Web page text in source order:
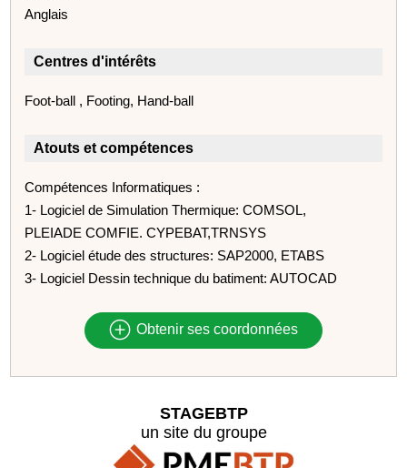
Anglais
Centres d'intérêts
Foot-ball , Footing, Hand-ball
Atouts et compétences
Compétences Informatiques :
1- Logiciel de Simulation Thermique: COMSOL,
PLEIADE COMFIE. CYPEBAT,TRNSYS
2- Logiciel étude des structures: SAP2000, ETABS
3- Logiciel Dessin technique du batiment: AUTOCAD
Obtenir ses coordonnées
STAGEBTP
un site du groupe